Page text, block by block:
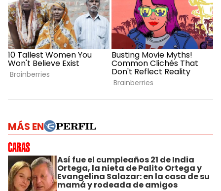
MÁS EN
Así fue el cumpleaños 21 de India
Ortega, la nieta de Palito Ortega y
Evangelina Salazar: en la casa de su
mamá y rodeada de amigos